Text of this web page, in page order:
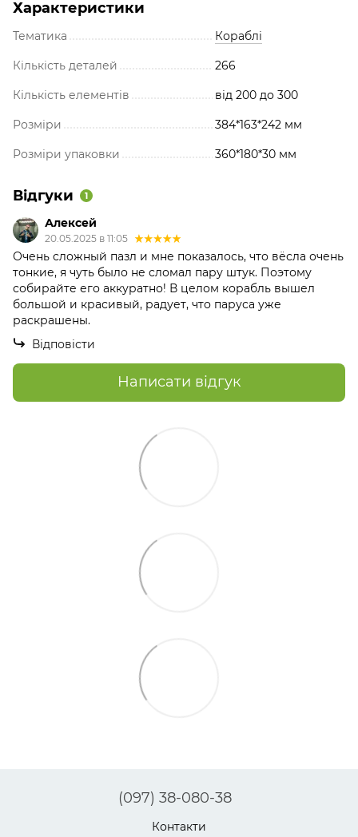
Характеристики
Тематика Кораблі
Кількість деталей 266
Кількість елементів від 200 до 300
Розміри 384*163*242 мм
Розміри упаковки 360*180*30 мм
Відгуки 1
Алексей
20.05.2025 в 11:05
Очень сложный пазл и мне показалось, что вёсла очень
тонкие, я чуть было не сломал пару штук. Поэтому
собирайте его аккуратно! В целом корабль вышел
большой и красивый, радует, что паруса уже
раскрашены.
Відповісти
Написати відгук
(097) 38-080-38
Контакти